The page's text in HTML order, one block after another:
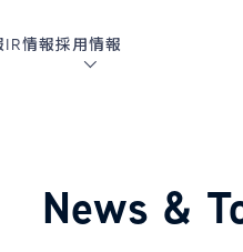
IR情報採用情報
News &